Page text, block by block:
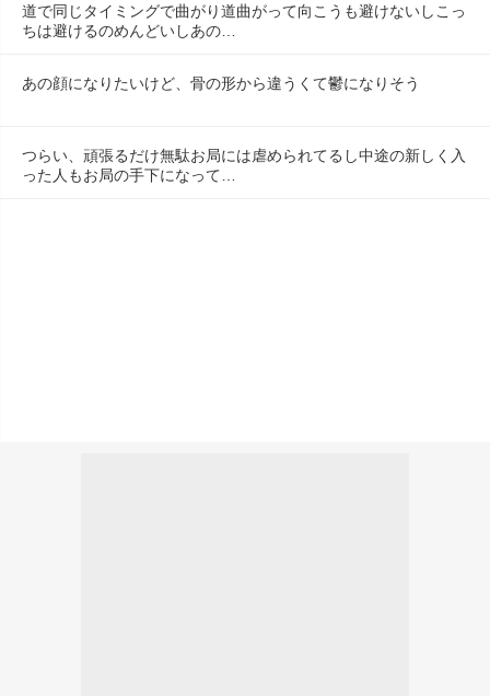
道で同じタイミングで曲がり道曲がって向こうも避けないしこっ
ちは避けるのめんどいしあの…
あの顔になりたいけど、骨の形から違うくて鬱になりそう
つらい、頑張るだけ無駄お局には虐められてるし中途の新しく入
った人もお局の手下になって…